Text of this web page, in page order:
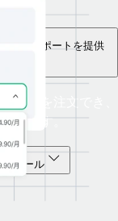
スとサポートを提供
機器を注文でき、
します。
ツール